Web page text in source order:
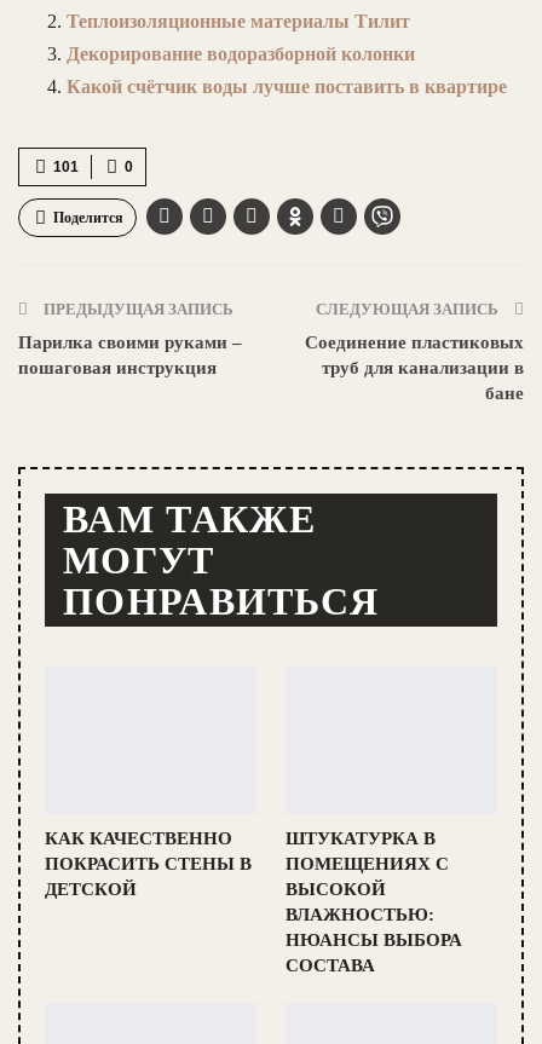
Теплоизоляционные материалы Тилит
Декорирование водоразборной колонки
Какой счётчик воды лучше поставить в квартире
0
101
Поделится
ПРЕДЫДУЩАЯ ЗАПИСЬ
Парилка своими руками –
пошаговая инструкция
СЛЕДУЮЩАЯ ЗАПИСЬ
Соединение пластиковых
труб для канализации в
бане
ВАМ ТАКЖЕ
МОГУТ
ПОНРАВИТЬСЯ
КАК КАЧЕСТВЕННО
ПОКРАСИТЬ СТЕНЫ В
ДЕТСКОЙ
ШТУКАТУРКА В
ПОМЕЩЕНИЯХ С
ВЫСОКОЙ
ВЛАЖНОСТЬЮ:
НЮАНСЫ ВЫБОРА
СОСТАВА